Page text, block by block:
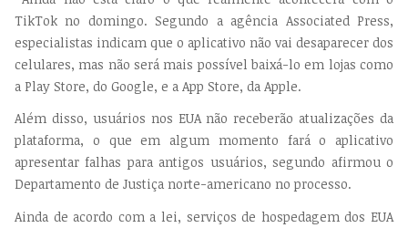
TikTok no domingo. Segundo a agência Associated Press,
especialistas indicam que o aplicativo não vai desaparecer dos
celulares, mas não será mais possível baixá-lo em lojas como
a Play Store, do Google, e a App Store, da Apple.
Além disso, usuários nos EUA não receberão atualizações da
plataforma, o que em algum momento fará o aplicativo
apresentar falhas para antigos usuários, segundo afirmou o
Departamento de Justiça norte-americano no processo.
Ainda de acordo com a lei, serviços de hospedagem dos EUA